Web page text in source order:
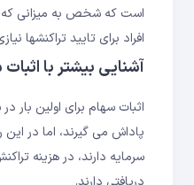
است که شخص به میزانی که
افراد برای تایید تراکنشها
آشنایی بیشتر با
پاداش می گیرند، اما در
سرمایه دارند، در هزینه